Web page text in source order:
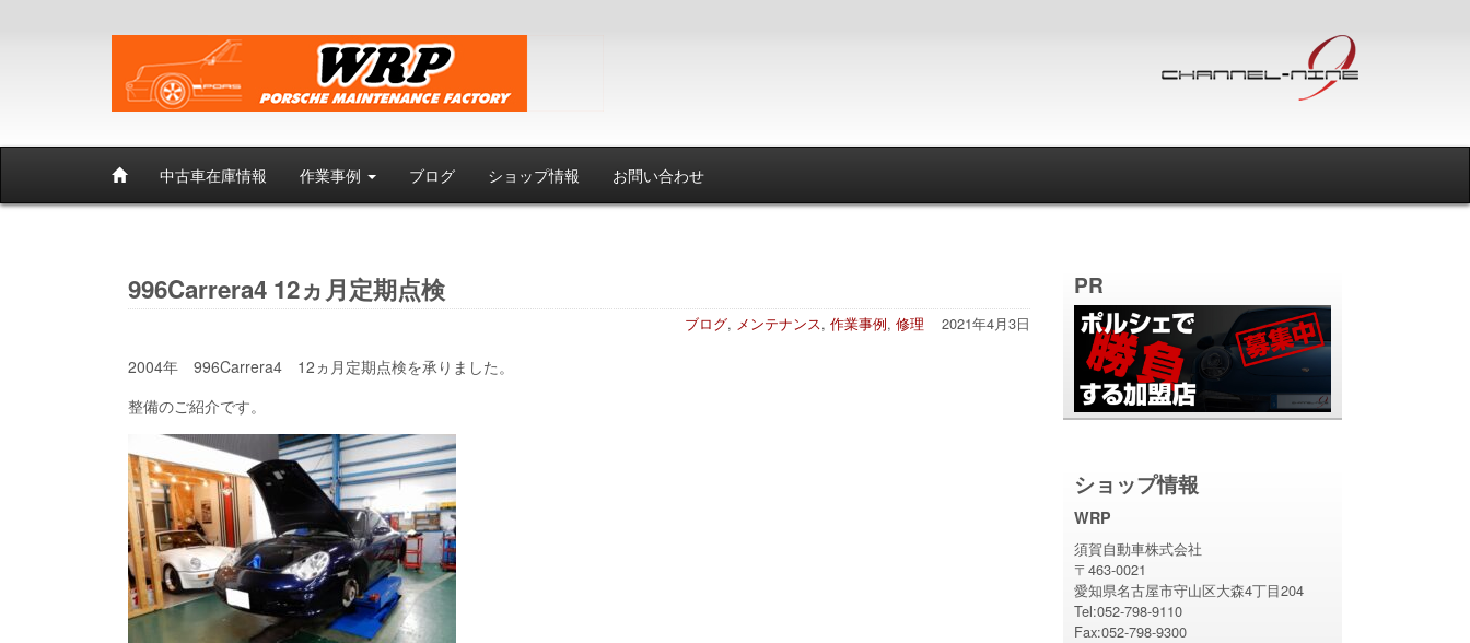
中古車在庫情報 作業事例 ブログ ショップ情報 お問い合わせ
996Carrera4 12ヵ月定期点検
2021年4月3日
ブログ, メンテナンス, 作業事例, 修理
2004年 996Carrera4 12ヵ月定期点検を承りました。
整備のご紹介です。
PR
ショップ情報
WRP
須賀自動車株式会社
〒463-0021
愛知県名古屋市守山区大森4丁目204
Tel:052-798-9110
Fax:052-798-9300